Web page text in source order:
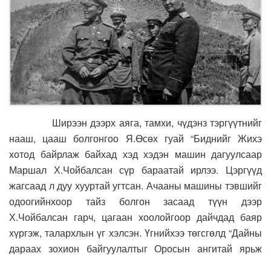
Ширээн дээрх аяга, тамхи, чүдэнз тэргүүтнийг
нааш, цааш болгонгоо Я.Өсөх гуай “Биднийг Жихэ
хотод байрлаж байхад хэд хэдэн машин дагуулсаар
Маршал Х.Чойбалсан сүр бараатай ирлээ. Цэргүүд
жагсаад л дуу хууртай угтсан. Ачааны машины тэвшийг
одоогийнхоор тайз болгон засаад түүн дээр
Х.Чойбалсан гарч, цагаан хоолойгоор дайчдад баяр
хүргэж, талархлын үг хэлсэн. Үгнийхээ төгсгөлд “Дайны
дараах зохион байгуулалтыг Оросын ангитай ярьж